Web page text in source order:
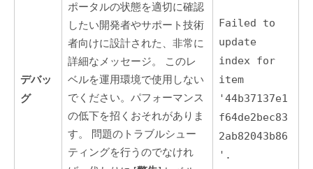
デバッ
グ
ポータルの状態を適切に確認
したい開発者やサポート技術
者向けに設計された、非常に
詳細なメッセージ。 このレ
ベルを運用環境で使用しない
でください。パフォーマンス
の低下を招くおそれがありま
す。 問題のトラブルシュー
ティングを行うのでなけれ
Failed to
update
index for
item
'44b37137e1
f64de2bec83
2ab82043b86
'.